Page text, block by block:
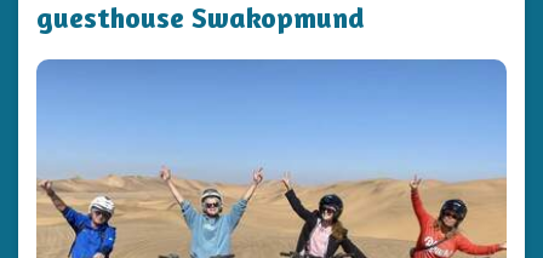
guesthouse Swakopmund